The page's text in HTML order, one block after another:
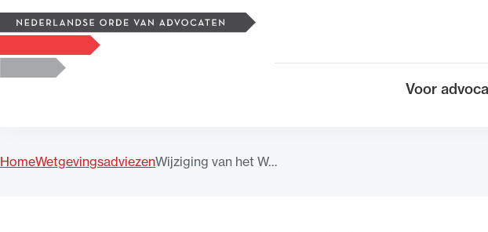
Logo, to the homepage
Toon
Voor
HomeWetgevingsadviezenWijziging van het W…
Zoeken
Uitgelicht